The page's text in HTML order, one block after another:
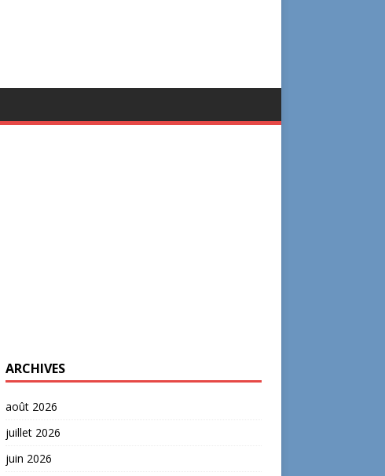
ARCHIVES
août 2026
juillet 2026
juin 2026